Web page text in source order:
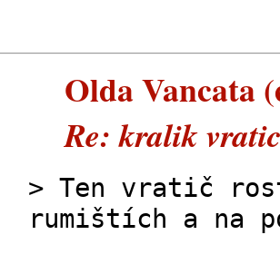
Olda Vancata
Re: kralik
> Ten vratič
rumištích a na